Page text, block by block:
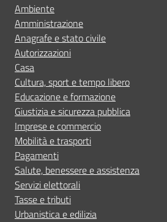
Ambiente
Amministrazione
Anagrafe e stato civile
Autorizzazioni
Casa
Cultura, sport e tempo libero
Educazione e formazione
Giustizia e sicurezza pubblica
Imprese e commercio
Mobilità e trasporti
Pagamenti
Salute, benessere e assistenza
Servizi elettorali
Tasse e tributi
Urbanistica e edilizia